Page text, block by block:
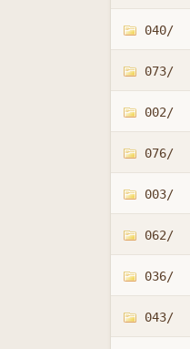
040/
073/
002/
076/
003/
062/
036/
043/